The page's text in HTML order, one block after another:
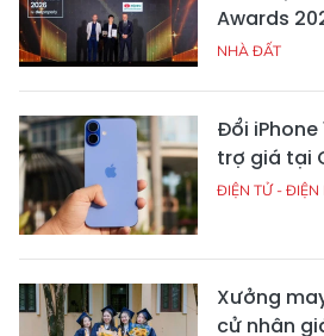
Awards
NHÀ ĐẤT
Đổi iPhone
trợ giá tại
ĐIỆN TỬ - ĐIỆN
Xưởng
cử nhân